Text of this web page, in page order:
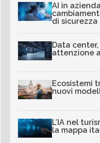
AI in
di sicurezza
Data
attenzione
Ecosistemi
nuovi
L’IA nel
la mappa